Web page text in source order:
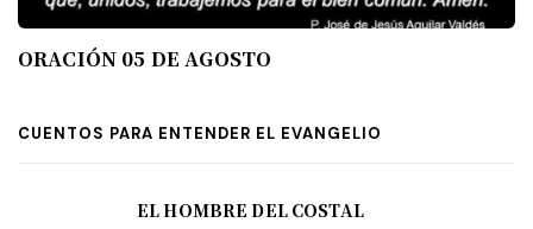
ORACIÓN 05 DE AGOSTO
CUENTOS PARA ENTENDER EL EVANGELIO
EL HOMBRE DEL COSTAL